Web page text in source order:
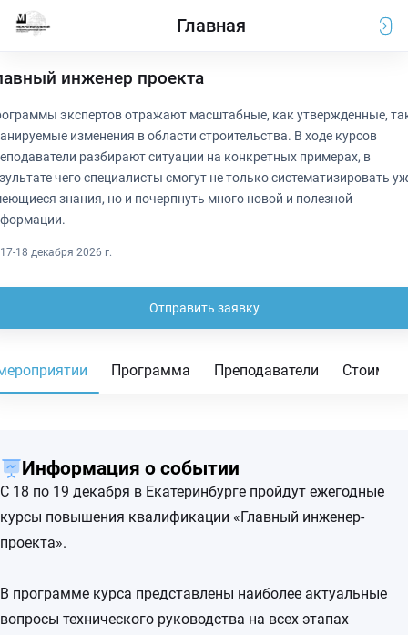
Главная
инженер проекта
экспертов отражают масштабные, как утвержденные,
изменения в области строительства. В ходе курсов
разбирают ситуации на конкретных примерах, в
чего специалисты смогут не только систематизировать
знания, но и почерпнуть много новой и полезной
17-18 декабря 2026 г.
Отправить заявку
Программа Преподаватели
Информация о событии
С 18 по 19 декабря в Екатеринбурге пройдут ежегодные
курсы повышения квалификации «Главный инженер-
проекта».
В программе курса представлены наиболее актуальные
вопросы технического руководства на всех этапах